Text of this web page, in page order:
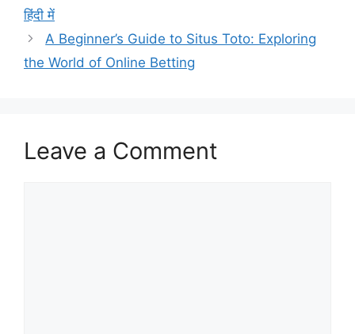
हिंदी में
A Beginner’s Guide to Situs Toto: Exploring
the World of Online Betting
Leave a Comment